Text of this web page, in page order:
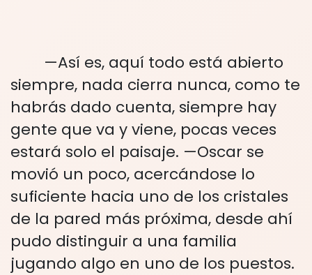
—Así es, aquí todo está abierto
siempre, nada cierra nunca, como te
habrás dado cuenta, siempre hay
gente que va y viene, pocas veces
estará solo el paisaje. —Oscar se
movió un poco, acercándose lo
suficiente hacia uno de los cristales
de la pared más próxima, desde ahí
pudo distinguir a una familia
jugando algo en uno de los puestos.